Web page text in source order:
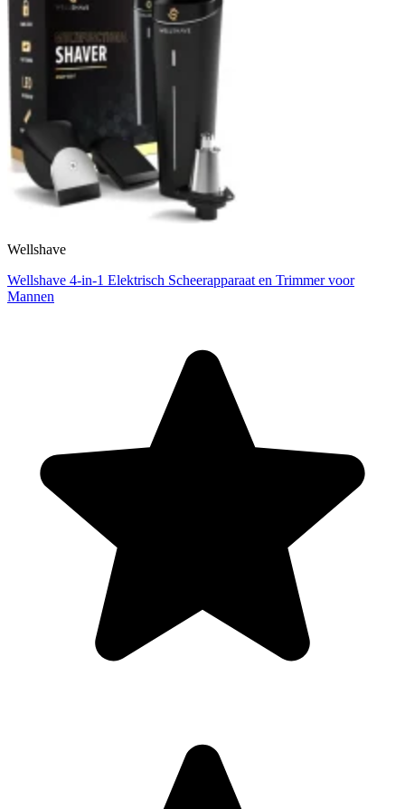
Wellshave
Wellshave 4-in-1 Elektrisch Scheerapparaat en Trimmer voor
Mannen